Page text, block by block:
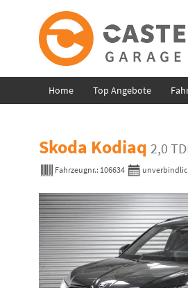
Home Top Angebote
Skoda Kodiaq 2,0
Fahrzeugnr.: 106634